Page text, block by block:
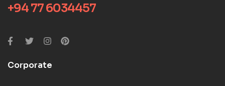
+94 77 6034457
Corporate